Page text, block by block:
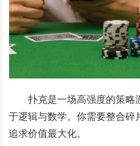
扑克是一场高强度的策略
于逻辑与数学。你需要整合
追求价值最大化。